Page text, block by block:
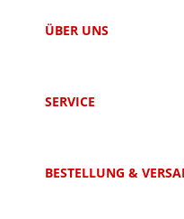
ÜBER UNS
SERVICE
BESTELLUNG &